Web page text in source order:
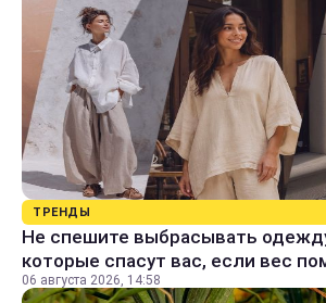
ТРЕНДЫ
Не спешите выбрасывать
которые спасут вас, если вес
06 августа 2026, 14:58